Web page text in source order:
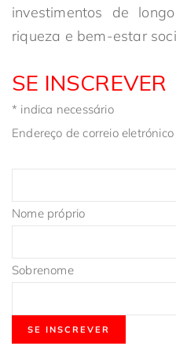
investimentos de
riqueza e bem-estar
SE INSCREVER
* indica necessário
Endereço de correio
Nome próprio
Sobrenome